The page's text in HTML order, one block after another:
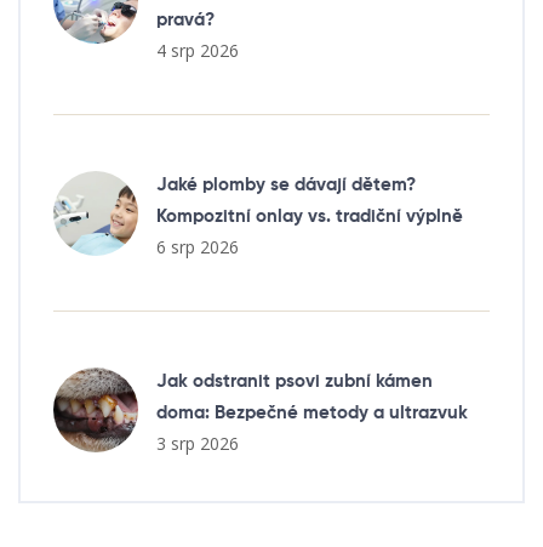
pravá?
4 srp 2026
Jaké plomby se dávají dětem?
Kompozitní onlay vs. tradiční výplně
6 srp 2026
Jak odstranit psovi zubní kámen
doma: Bezpečné metody a ultrazvuk
3 srp 2026